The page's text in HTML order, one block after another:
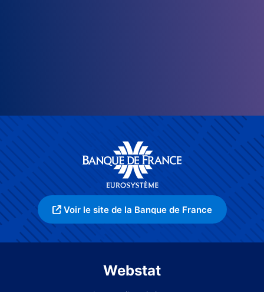
Voir le site de la Banque de France
Webstat